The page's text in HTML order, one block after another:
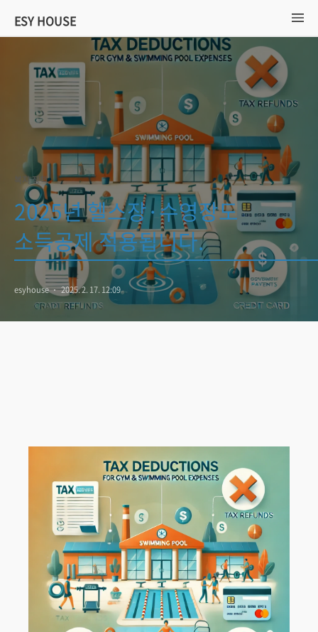
ESY HOUSE
복지 정책
2025년 헬스장·수영장도
소득공제 적용됩니다.
esyhouse 2025. 2. 17. 12:09